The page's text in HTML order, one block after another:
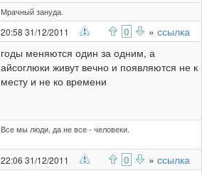
Мрачный зануда.
20:58 31/12/2011 0 » ссылка
годы меняются один за одним, а
айсоглюки живут вечно и появляются не к
месту и не ко времени
Все мы люди, да не все - человеки.
22:06 31/12/2011 0 » ссылка